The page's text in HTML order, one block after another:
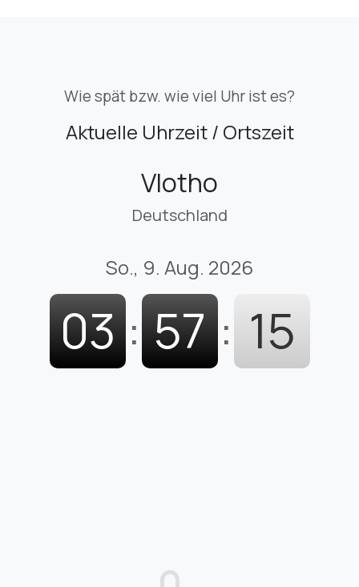
Wie spät bzw. wie viel Uhr ist es?
Aktuelle Uhrzeit / Ortszeit
Vlotho
Deutschland
So., 9. Aug. 2026
03 : 57 : 16